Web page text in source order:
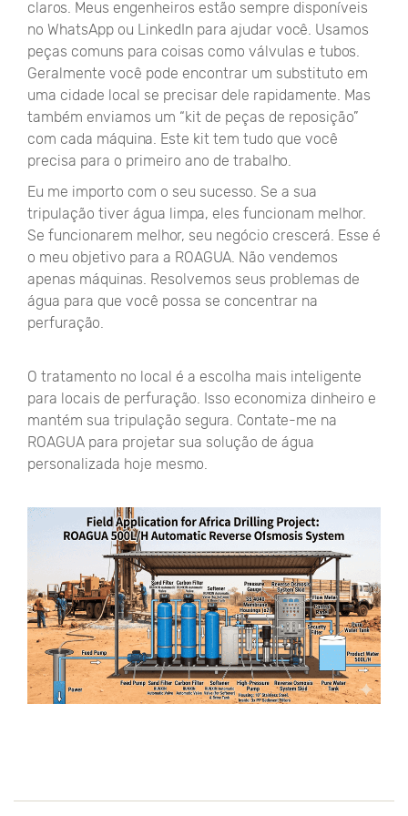
claros. Meus engenheiros estão sempre disponíveis
no WhatsApp ou LinkedIn para ajudar você. Usamos
peças comuns para coisas como válvulas e tubos.
Geralmente você pode encontrar um substituto em
uma cidade local se precisar dele rapidamente. Mas
também enviamos um “kit de peças de reposição”
com cada máquina. Este kit tem tudo que você
precisa para o primeiro ano de trabalho.
Eu me importo com o seu sucesso. Se a sua
tripulação tiver água limpa, eles funcionam melhor.
Se funcionarem melhor, seu negócio crescerá. Esse é
o meu objetivo para a ROAGUA. Não vendemos
apenas máquinas. Resolvemos seus problemas de
água para que você possa se concentrar na
perfuração.
O tratamento no local é a escolha mais inteligente
para locais de perfuração. Isso economiza dinheiro e
mantém sua tripulação segura. Contate-me na
ROAGUA para projetar sua solução de água
personalizada hoje mesmo.